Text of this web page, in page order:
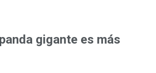
gigante es más